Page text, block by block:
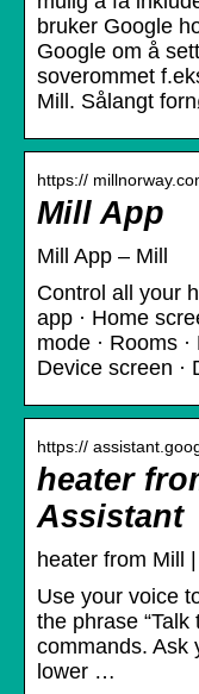
bruker Google
Google om å
soverommet
Mill. Sålangt
https://
Mill App
Mill App – Mill
Control all your
app · Home
mode · Rooms
Device screen
https://
heater
Assistant
heater from Mill
Use your voice
the phrase
commands. Ask
lower …